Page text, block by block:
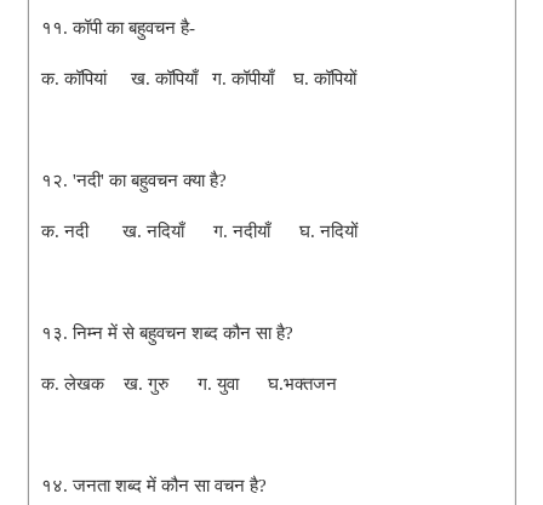
११. कॉपी का बहुवचन है-
क. कॉपियां ख. कॉपियाँ ग. कॉपीयाँ घ. कॉपियों
१२. 'नदी' का बहुवचन क्या है?
क. नदी ख. नदियाँ ग. नदीयाँ घ. नदियों
१३. निम्न में से बहुवचन शब्द कौन सा है?
क. लेखक ख. गुरु ग. युवा घ.भक्तजन
१४. जनता शब्द में कौन सा वचन है?